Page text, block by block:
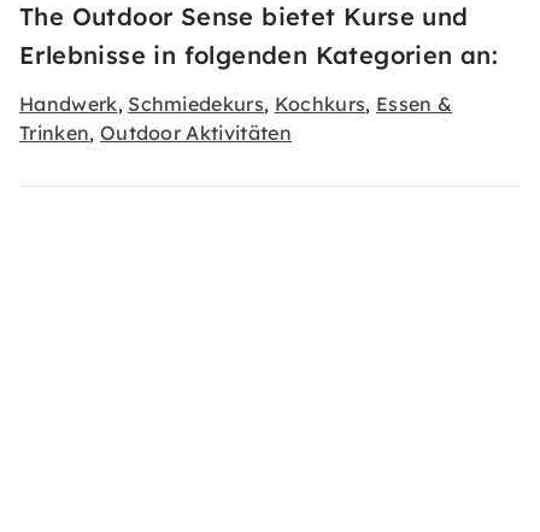
The Outdoor Sense bietet Kurse und
Erlebnisse in folgenden Kategorien an:
Handwerk, Schmiedekurs, Kochkurs, Essen &
Trinken, Outdoor Aktivitäten